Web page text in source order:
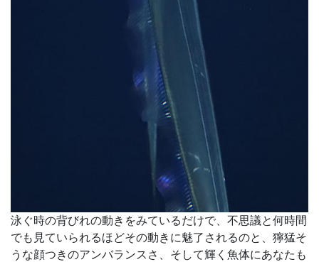
泳ぐ時の背びれの動きをみているだけで、不思議と何時間
でも見ていられるほどその動きに魅了されるのと、獰猛そ
うな顔つきのアンバランスさ、そして輝く魚体にあなたも